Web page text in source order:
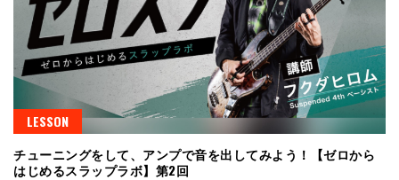
LESSON
チューニングをして、アンプで音を出してみよう！【ゼロから
はじめるスラップラボ】第2回